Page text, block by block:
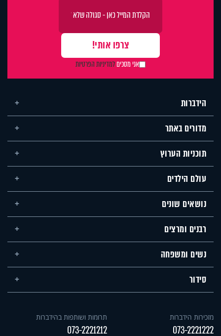
אני מסכיםלמדיניות הפרטיות
הידברות
מדורים באתר
תוכניות הערוץ
עולם הילדים
נושאים שונים
רבנים ומרצים
נשים ומשפחה
סידור
מזכירות הידברות
073-2221222
תרומות ושותפות בהידברות
073-2221212